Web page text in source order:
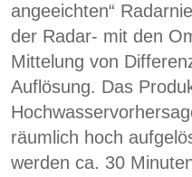
angeeichten“
der Radar- mit den
Mittelung von
Auflösung. Das
räumlich hoch
werden ca. 30